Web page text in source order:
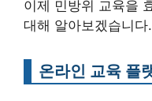
이제 민방위 교육을
대해 알아보겠습니다.
온라인 교육 플